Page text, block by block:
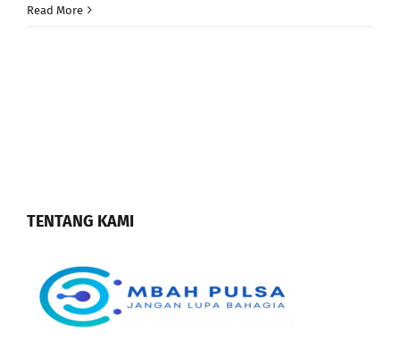
Read More
TENTANG KAMI